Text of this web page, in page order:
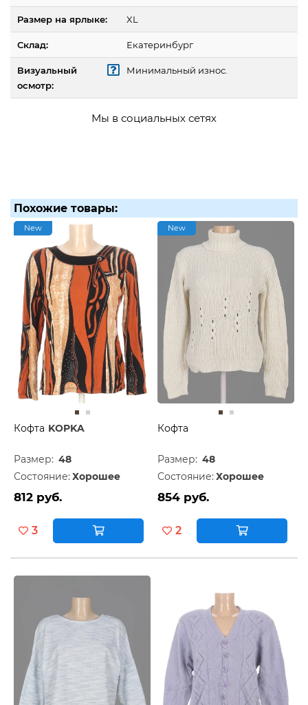
Размер на ярлыке: XL
Склад: Екатеринбург
Визуальный
осмотр:
Минимальный износ.
Мы в социальных сетях
Похожие товары:
New
Кофта KOPKA
Размер: 48
Состояние: Хорошее
812 руб.
3
New
Кофта
Размер: 48
Состояние: Хорошее
854 руб.
2